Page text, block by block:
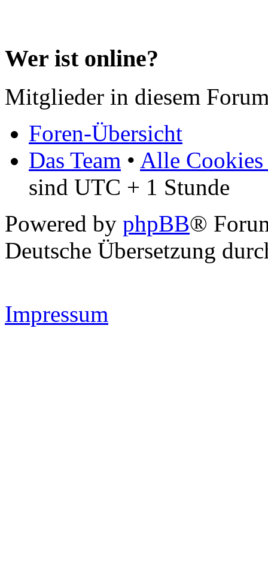
Wer ist online?
Mitglieder in diesem
Foren-Übersicht
Das Team • Alle Cookies
sind UTC + 1 Stunde
Powered by phpBB®
Deutsche Übersetzung
Impressum